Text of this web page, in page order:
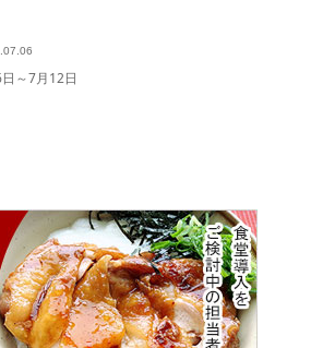
～7月12日